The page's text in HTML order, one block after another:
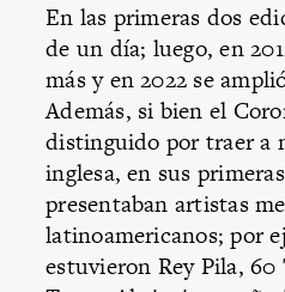
En las primeras dos
de un día; luego, en
más y en 2022 se
Además, si bien el
distinguido por traer a
inglesa, en sus
presentaban artistas
latinoamericanos; por
estuvieron Rey Pila, 60